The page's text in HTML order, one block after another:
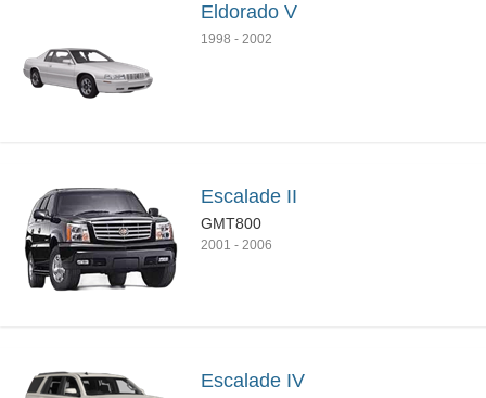
Eldorado V
1998 - 2002
Escalade II
GMT800
2001 - 2006
Escalade IV